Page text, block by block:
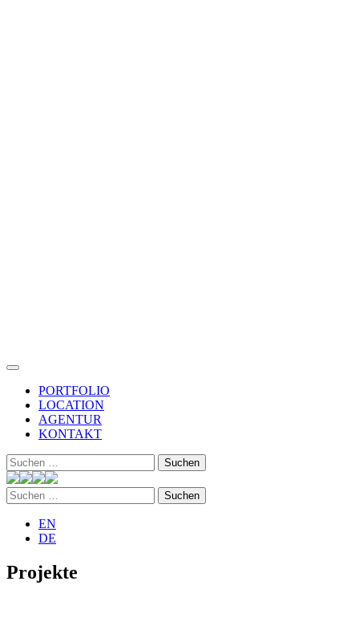
PORTFOLIO
LOCATION
AGENTUR
KONTAKT
Suchen
nach:
Suchen
nach:
EN
DE
Projekte